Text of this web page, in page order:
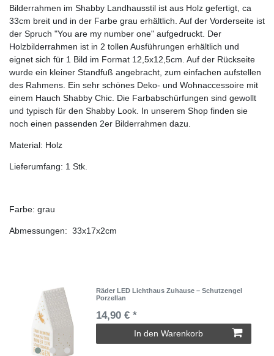
Bilderrahmen im Shabby Landhausstil ist aus Holz gefertigt, ca
33cm breit und in der Farbe grau erhältlich. Auf der Vorderseite ist
der Spruch "You are my number one" aufgedruckt. Der
Holzbilderrahmen ist in 2 tollen Ausführungen erhältlich und
eignet sich für 1 Bild im Format 12,5x12,5cm. Auf der Rückseite
wurde ein kleiner Standfuß angebracht, zum einfachen aufstellen
des Rahmens. Ein sehr schönes Deko- und Wohnaccessoire mit
einem Hauch Shabby Chic. Die Farbabschürfungen sind gewollt
und typisch für den Shabby Look. In unserem Shop finden sie
noch einen passenden 2er Bilderrahmen dazu.
Material: Holz
Lieferumfang: 1 Stk.
Farbe: grau
Abmessungen: 33x17x2cm
Räder LED Lichthaus Zuhause – Schutzengel
Porzellan
14,90 € *
In den Warenkorb